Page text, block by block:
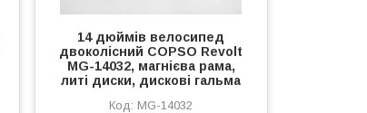
14 дюймів велосипед
двоколісний COPSO Revolt
MG-14032, магнієва рама,
литі диски, дискові гальма
MG-14032